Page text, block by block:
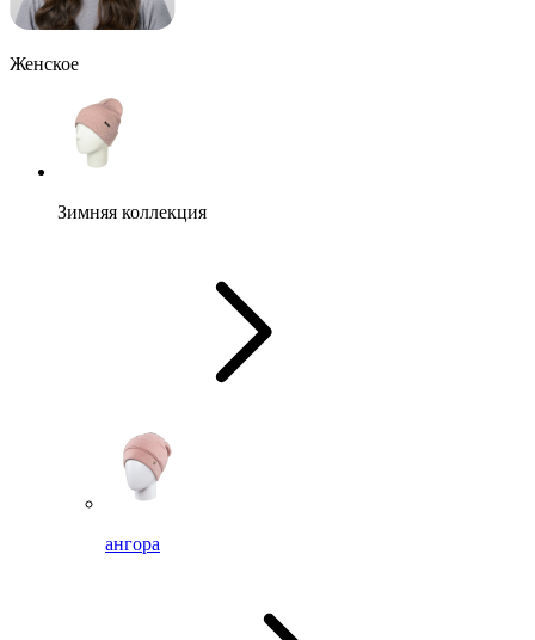
Женское
Зимняя коллекция
ангора